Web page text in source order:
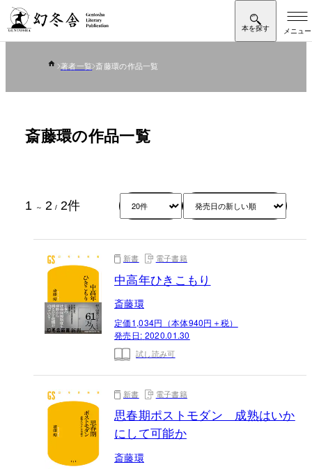
著者一覧 斎藤環の作品一覧
斎藤環の作品一覧
1 ～ 2 / 2件
新書 電子書籍
中高年ひきこもり
斎藤環
定価1,034円（本体940円＋税）
発売日: 2020.01.30
試し読み可
新書 電子書籍
思春期ポストモダン 成熟はいか
にして可能か
斎藤環